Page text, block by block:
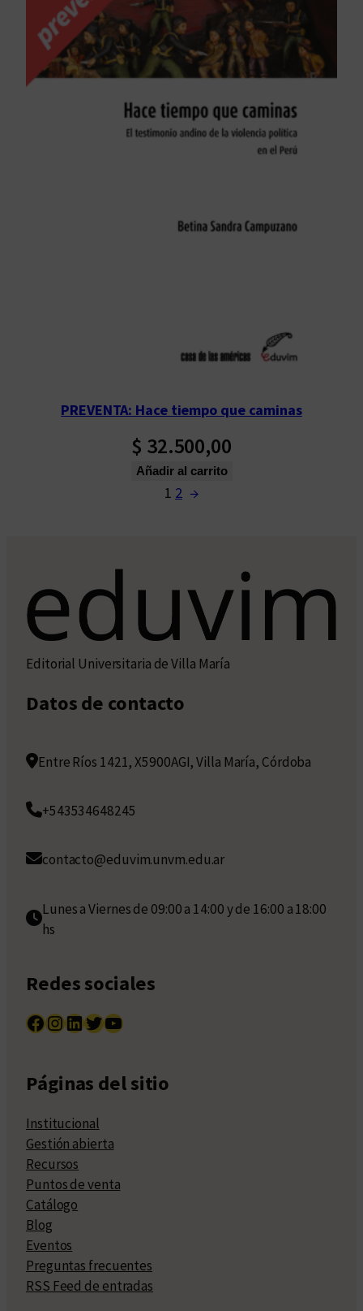
PREVENTA: Hace tiempo que caminas
$ 32.500,00
Añadir al carrito
1 2 →
Editorial Universitaria de Villa María
Datos de contacto
Entre Ríos 1421, X5900AGI, Villa María, Córdoba
+543534648245
contacto@eduvim.unvm.edu.ar
Lunes a Viernes de 09:00 a 14:00 y de 16:00 a 18:00
hs
Redes sociales
Facebook InstagramLinkedIn Twitter YouTube
Páginas del sitio
Institucional
Gestión abierta
Recursos
Puntos de venta
Catálogo
Blog
Eventos
Preguntas frecuentes
RSS Feed de entradas